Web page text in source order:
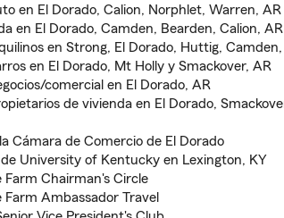
en El Dorado, Calion, Norphlet, Warren, AR
en El Dorado, Camden, Bearden, Calion, AR
en Strong, El Dorado, Huttig, Camden,
en El Dorado, Mt Holly y Smackover, AR
comercial en El Dorado, AR
de vivienda en El Dorado,
Cámara de Comercio de El Dorado
University of Kentucky en Lexington, KY
Farm Chairman's Circle
Farm Ambassador Travel